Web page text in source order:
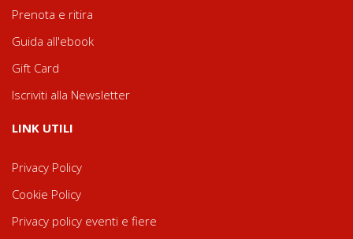
Prenota e ritira
Guida all'ebook
Gift Card
Iscriviti alla Newsletter
LINK UTILI
Privacy Policy
Cookie Policy
Privacy policy eventi e fiere